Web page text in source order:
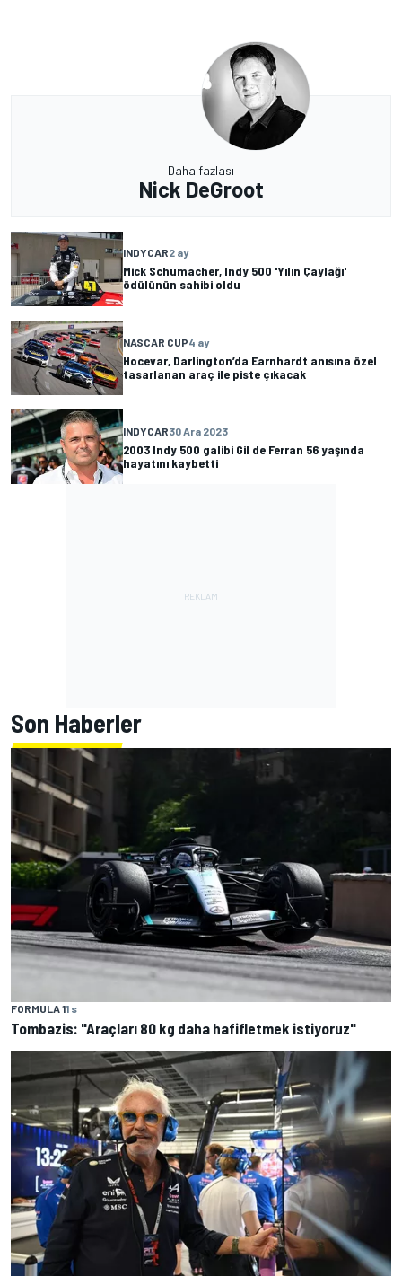
Daha fazlası
Nick DeGroot
INDYCAR2 ay
Mick Schumacher, Indy 500 'Yılın Çaylağı'
ödülünün sahibi oldu
NASCAR CUP4 ay
Hocevar, Darlington’da Earnhardt anısına özel
tasarlanan araç ile piste çıkacak
INDYCAR30 Ara 2023
2003 Indy 500 galibi Gil de Ferran 56 yaşında
hayatını kaybetti
Son Haberler
FORMULA 11 s
Tombazis: "Araçları 80 kg daha hafifletmek istiyoruz"